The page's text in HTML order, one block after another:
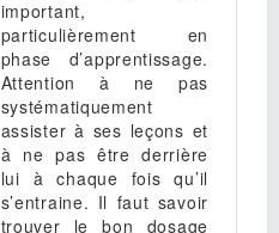
important,
particulièrement en
phase d’apprentissage.
Attention à ne pas
systématiquement
assister à ses leçons et
à ne pas être derrière
lui à chaque fois qu’il
s’entraine. Il faut savoir
trouver le bon dosage